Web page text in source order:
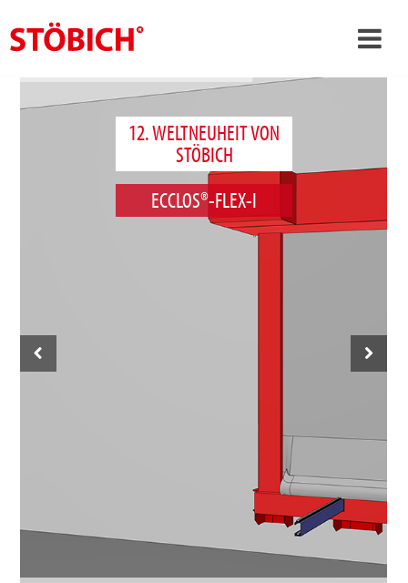
›
›
Kontakt
12. WELTNEUHEIT VON
STÖBICH
ECCLOS®-FLEX-I